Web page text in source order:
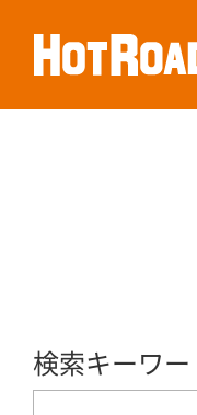
検索キーワー